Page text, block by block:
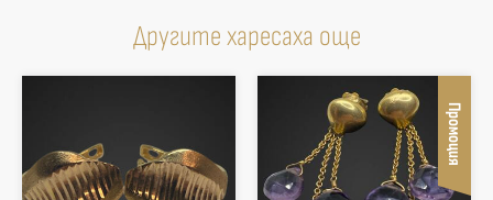
Другите харесаха още
Промоция